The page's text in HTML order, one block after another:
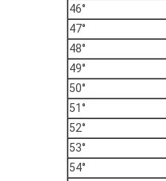
46°
47°
48°
49°
50°
51°
52°
53°
54°